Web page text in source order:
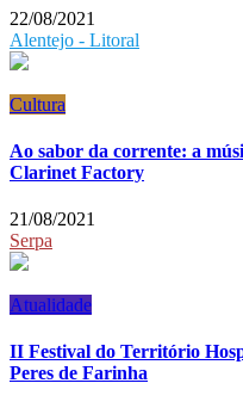
22/08/2021
Alentejo - Litoral
Cultura
Ao sabor da corrente: a
Clarinet Factory
21/08/2021
Serpa
Atualidade
II Festival do Território
Peres de Farinha